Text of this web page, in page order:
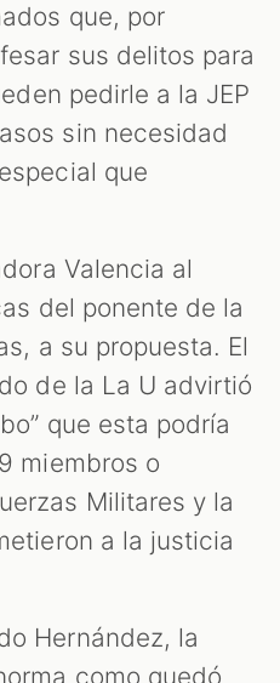
que, por
sus delitos para
pedirle a la JEP
sin necesidad
que
Valencia al
del ponente de la
a su propuesta. El
de la La U advirtió
que esta podría
miembros o
Militares y la
a la justicia
Hernández, la
como quedó